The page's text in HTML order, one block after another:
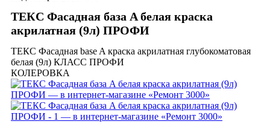
КОЛЕРОВКА
ТЕКС Фасадная база A белая краска
акрилатная (9л) ПРОФИ
ТЕКС Фасадная base A краска акрилатная глубокоматовая
белая (9л) КЛАСС ПРОФИ